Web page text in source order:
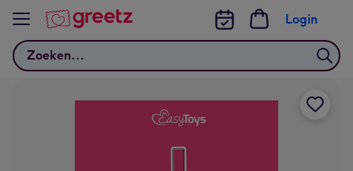
Bekijk meer
Zoeken
Login